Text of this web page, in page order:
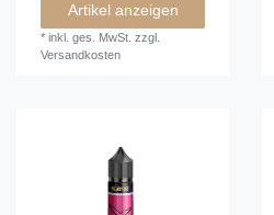
Artikel anzeigen
*inkl. ges. MwSt. zzgl.
Versandkosten